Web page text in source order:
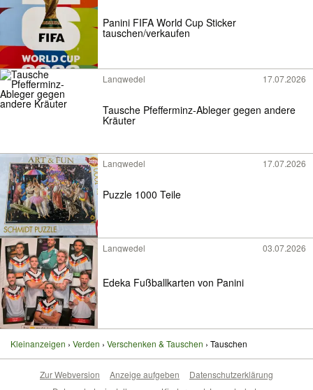
Panini FIFA World Cup Sticker
tauschen/verkaufen
Langwedel 17.07.2026
Tausche Pfefferminz-Ableger gegen andere
Kräuter
Langwedel 17.07.2026
Puzzle 1000 Teile
Langwedel 03.07.2026
Edeka Fußballkarten von Panini
Kleinanzeigen Verden Verschenken & Tauschen Tauschen
Zur Webversion Anzeige aufgeben
Datenschutzerklärung